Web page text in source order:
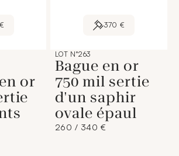
or
370 €
LOT N°263
Bague en or
750 mil sertie
d'un saphir
ovale épaul
260 / 340 €